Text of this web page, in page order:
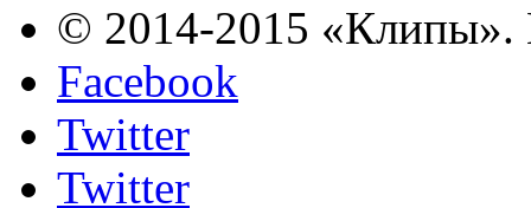
© 2014-2015 «Клипы».
Facebook
Twitter
Twitter